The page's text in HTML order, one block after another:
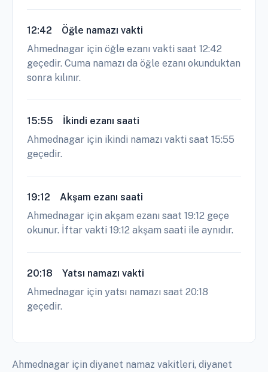
12:42
Öğle namazı vakti
Ahmednagar için öğle ezanı vakti saat 12:42
geçedir. Cuma namazı da öğle ezanı okunduktan
sonra kılınır.
15:55
İkindi ezanı saati
Ahmednagar için ikindi namazı vakti saat 15:55
geçedir.
19:12
Akşam ezanı saati
Ahmednagar için akşam ezanı saat 19:12 geçe
okunur. İftar vakti 19:12 akşam saati ile aynıdır.
20:18
Yatsı namazı vakti
Ahmednagar için yatsı namazı saat 20:18
geçedir.
Ahmednagar için diyanet namaz vakitleri, diyanet